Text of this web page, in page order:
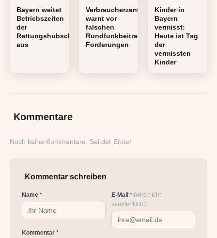
Bayern weitet
Betriebszeiten
der
Rettungshubschrauber
aus
Verbraucherzentrale
warnt vor
falschen
Rundfunkbeitrag-
Forderungen
Kinder in
Bayern
vermisst:
Heute ist Tag
der
vermissten
Kinder
Kommentare
Noch keine Kommentare. Sei der Erste!
Kommentar schreiben
Name * E-Mail * (wird nicht
veröffentlicht)
Kommentar *